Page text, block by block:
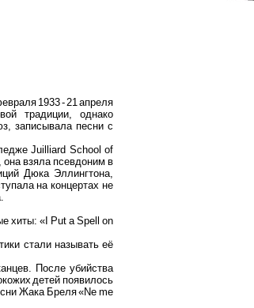
1933 - 21 апреля
традиции, однако
записывала песни с
Juilliard School of
взяла псевдоним в
Дюка Эллингтона,
на концертах не
хиты: «I Put a Spell on
стали называть её
После убийства
детей появилось
Жака Бреля «Ne me